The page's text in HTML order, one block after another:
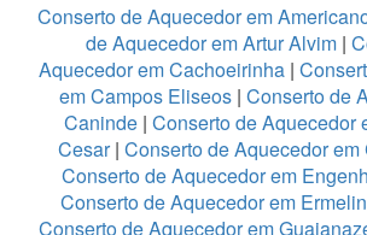
Conserto de Aquecedor em
de Aquecedor em Artur Alvim |
Aquecedor em Cachoeirinha|
em Campos Eliseos | Conserto de
Caninde| Conserto de Aquecedor
Cesar| Conserto de Aquecedor
Conserto de Aquecedor em
Conserto de Aquecedor em
Conserto de Aquecedor em